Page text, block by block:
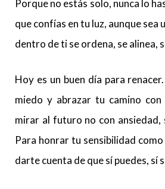
Porque no estás solo, nunca lo
que confías en tu luz, aunque sea
dentro de ti se ordena, se alinea,
Hoy es un buen día para
miedo y abrazar tu camino con
mirar al futuro no con ansiedad,
Para honrar tu sensibilidad
darte cuenta de que sí puedes, sí